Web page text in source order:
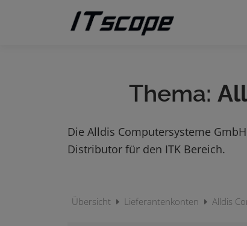
Thema:
Die Alldis Computersysteme
Distributor für den ITK Bereich.
Übersicht Lieferantenkonten Alldis